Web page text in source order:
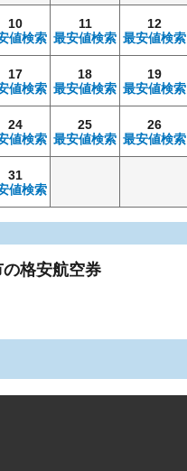
10
値検索
11
最安値検索
12
最安値検索
17
値検索
18
最安値検索
19
最安値検索
24
値検索
25
最安値検索
26
最安値検索
31
値検索
格安航空券